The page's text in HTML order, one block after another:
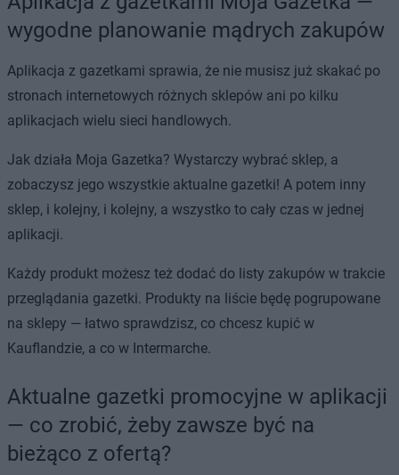
wygodne planowanie mądrych zakupów
Aplikacja z gazetkami sprawia, że nie musisz już skakać po
stronach internetowych różnych sklepów ani po kilku
aplikacjach wielu sieci handlowych.
Jak działa Moja Gazetka? Wystarczy wybrać sklep, a
zobaczysz jego wszystkie aktualne gazetki! A potem inny
sklep, i kolejny, i kolejny, a wszystko to cały czas w jednej
aplikacji.
Każdy produkt możesz też dodać do listy zakupów w trakcie
przeglądania gazetki. Produkty na liście będę pogrupowane
na sklepy — łatwo sprawdzisz, co chcesz kupić w
Kauflandzie, a co w Intermarche.
Aktualne gazetki promocyjne w aplikacji
— co zrobić, żeby zawsze być na
bieżąco z ofertą?